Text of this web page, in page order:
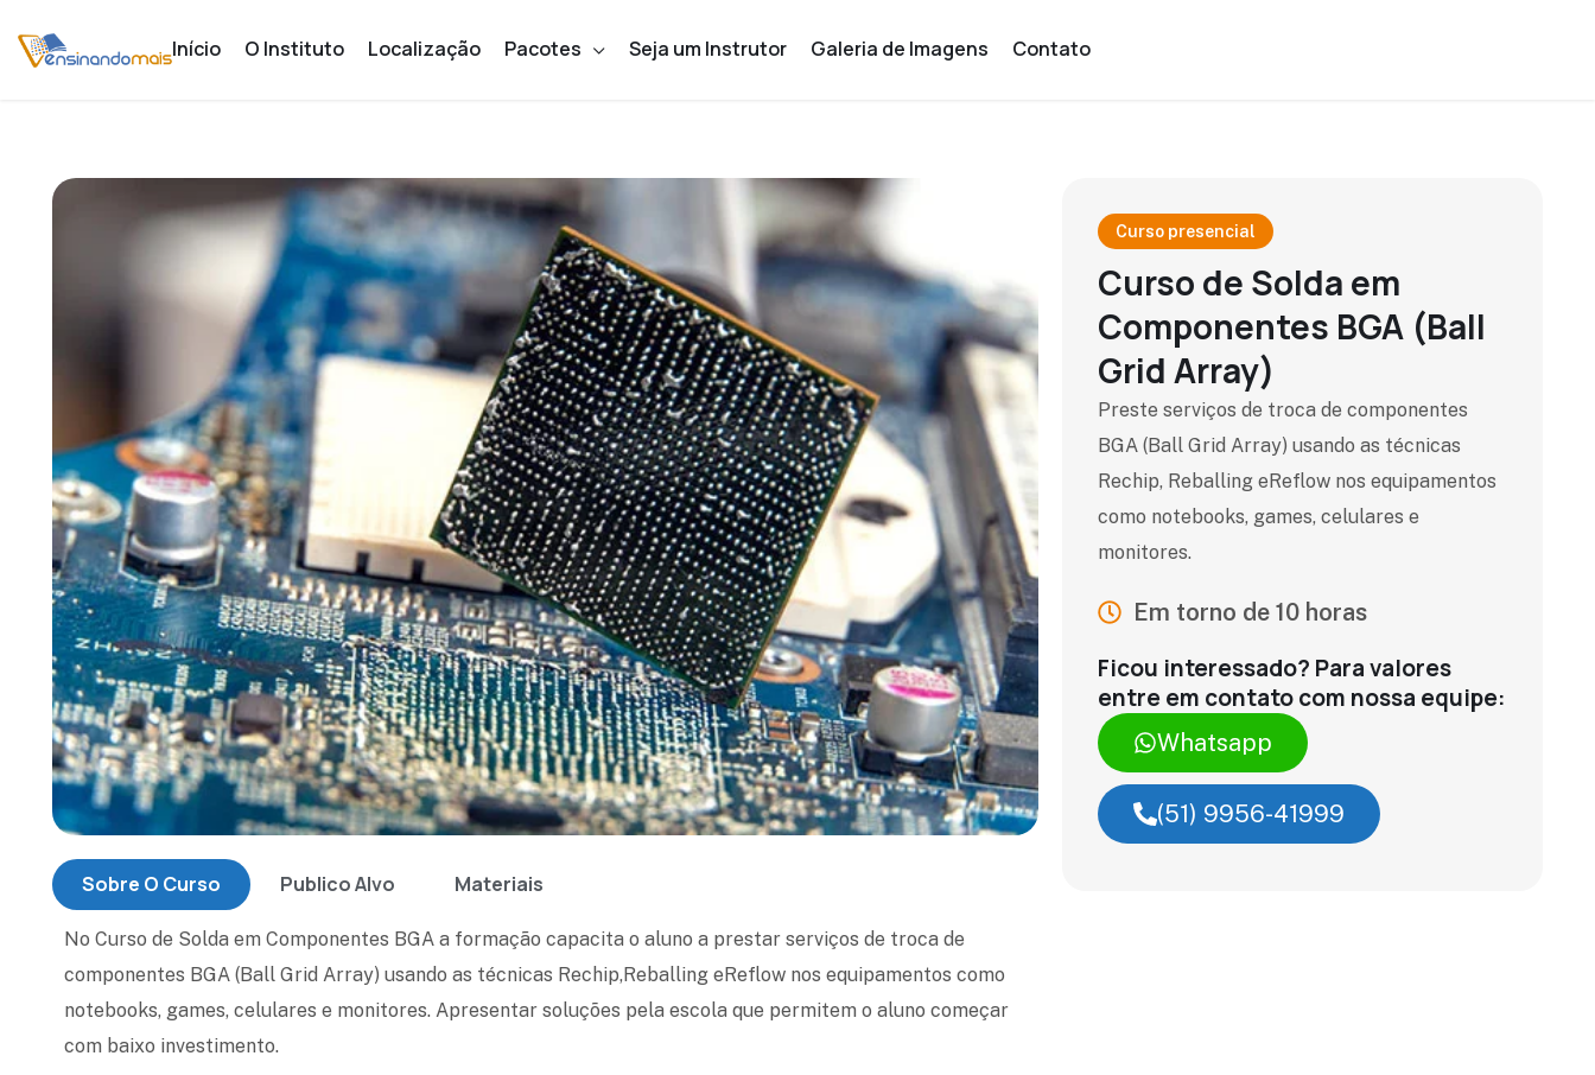
Início O Instituto Localização Pacotes Seja um Instrutor Galeria de Imagens Contato
Curso presencial
Curso de Solda em
Componentes BGA (Ball
Grid Array)
Preste serviços de troca de componentes
BGA (Ball Grid Array) usando as técnicas
Rechip, Reballing eReflow nos equipamentos
como notebooks, games, celulares e
monitores.
Em torno de 10 horas
Ficou interessado? Para valores
entre em contato com nossa equipe:
Whatsapp
(51) 9956-41999
Sobre O Curso Publico Alvo Materiais
No Curso de Solda em Componentes BGA a formação capacita o aluno a prestar serviços de troca de
componentes BGA (Ball Grid Array) usando as técnicas Rechip,Reballing eReflow nos equipamentos como
notebooks, games, celulares e monitores. Apresentar soluções pela escola que permitem o aluno começar
com baixo investimento.